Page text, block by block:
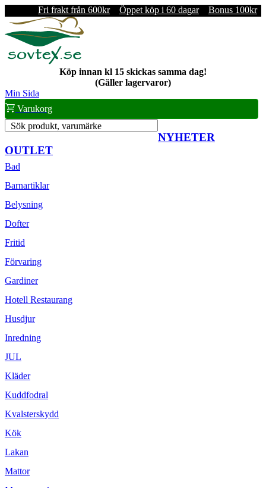
Fri frakt från 600kr Öppet köp i 60 dagar Bonus 100kr
Köp innan kl 15 skickas samma dag!
(Gäller lagervaror)
Min Sida
Varukorg
Sök produkt, varumärke
NYHETER
OUTLET
Bad
Barnartiklar
Belysning
Dofter
Fritid
Förvaring
Gardiner
Hotell Restaurang
Husdjur
Inredning
JUL
Kläder
Kuddfodral
Kvalsterskydd
Kök
Lakan
Mattor